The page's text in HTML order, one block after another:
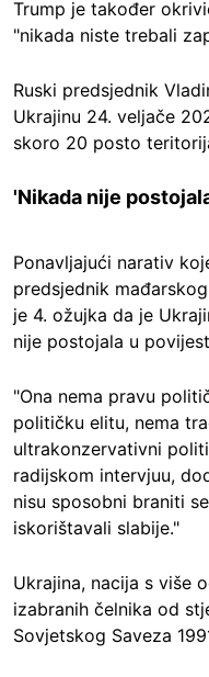
Trump je također
"nikada niste trebali
Ruski predsjednik
Ukrajinu 24. veljače
skoro 20 posto
'Nikada nije
Ponavljajući narativ
predsjednik
je 4. ožujka da je
nije postojala u
"Ona nema pravu
političku elitu, nema
ultrakonzervativni
radijskom intervjuu,
nisu sposobni braniti
iskorištavali slabije."
Ukrajina, nacija s više
izabranih čelnika od
Sovjetskog Saveza